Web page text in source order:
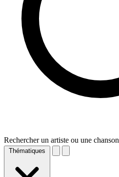
Rechercher un artiste ou une chanson
Thématiques